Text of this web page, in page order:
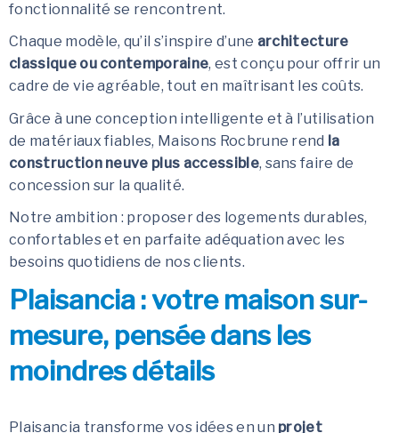
fonctionnalité se rencontrent.
Chaque modèle, qu’il s’inspire d’une architecture
classique ou contemporaine, est conçu pour offrir un
cadre de vie agréable, tout en maîtrisant les coûts.
Grâce à une conception intelligente et à l’utilisation
de matériaux fiables, Maisons Rocbrune rend la
construction neuve plus accessible, sans faire de
concession sur la qualité.
Notre ambition : proposer des logements durables,
confortables et en parfaite adéquation avec les
besoins quotidiens de nos clients.
Plaisancia : votre maison sur-
mesure, pensée dans les
moindres détails
Plaisancia transforme vos idées en un projet